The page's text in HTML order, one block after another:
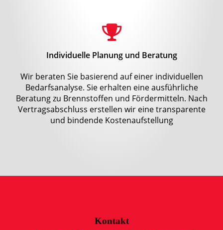
Individuelle Planung und Beratung
Wir beraten Sie basierend auf einer individuellen
Bedarfsanalyse. Sie erhalten eine ausführliche
Beratung zu Brennstoffen und Fördermitteln. Nach
Vertragsabschluss erstellen wir eine transparente
und bindende Kostenaufstellung
Kontakt